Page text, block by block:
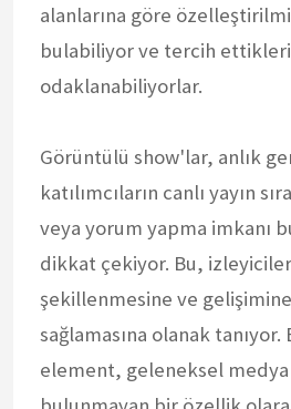
alanlarına göre
bulabiliyor ve tercih
odaklanabiliyorlar.
Görüntülü show'lar, anlık
katılımcıların canlı yayın
veya yorum yapma imkanı
dikkat çekiyor. Bu,
şekillenmesine ve
sağlamasına olanak
element, geleneksel